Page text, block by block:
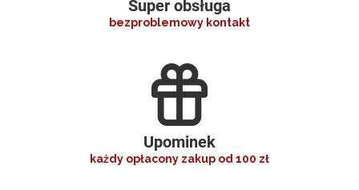
Super obsługa
bezproblemowy kontakt
Upominek
każdy opłacony zakup od 100 zł